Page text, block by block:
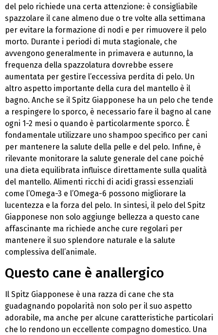
del pelo richiede una certa attenzione: è consigliabile
spazzolare il cane almeno due o tre volte alla settimana
per evitare la formazione di nodi e per rimuovere il pelo
morto. Durante i periodi di muta stagionale, che
avvengono generalmente in primavera e autunno, la
frequenza della spazzolatura dovrebbe essere
aumentata per gestire l’eccessiva perdita di pelo. Un
altro aspetto importante della cura del mantello è il
bagno. Anche se il Spitz Giapponese ha un pelo che tende
a respingere lo sporco, è necessario fare il bagno al cane
ogni 1-2 mesi o quando è particolarmente sporco. È
fondamentale utilizzare uno shampoo specifico per cani
per mantenere la salute della pelle e del pelo. Infine, è
rilevante monitorare la salute generale del cane poiché
una dieta equilibrata influisce direttamente sulla qualità
del mantello. Alimenti ricchi di acidi grassi essenziali
come l’Omega-3 e l’Omega-6 possono migliorare la
lucentezza e la forza del pelo. In sintesi, il pelo del Spitz
Giapponese non solo aggiunge bellezza a questo cane
affascinante ma richiede anche cure regolari per
mantenere il suo splendore naturale e la salute
complessiva dell’animale.
Questo cane è anallergico
Il Spitz Giapponese è una razza di cane che sta
guadagnando popolarità non solo per il suo aspetto
adorabile, ma anche per alcune caratteristiche particolari
che lo rendono un eccellente compagno domestico. Una